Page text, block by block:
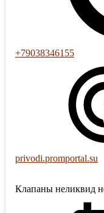
+79038346155
privodi.promportal.su
Клапаны неликвид